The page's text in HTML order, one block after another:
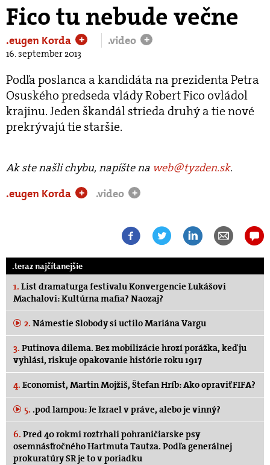
Fico tu nebude večne
.eugen Korda + .video +
16. september 2013
Podľa poslanca a kandidáta na prezidenta Petra
Osuského predseda vlády Robert Fico ovládol
krajinu. Jeden škandál strieda druhý a tie nové
prekrývajú tie staršie.
Ak ste našli chybu, napíšte na web@tyzden.sk.
.eugen Korda
+ .video +
.teraz najčítanejšie
1. List dramaturga festivalu Konvergencie Lukášovi
Machalovi: Kultúrna mafia? Naozaj?
2. Námestie Slobody si uctilo Mariána Vargu
3. Putinova dilema. Bez mobilizácie hrozí porážka, keď ju
vyhlási, riskuje opakovanie histórie roku 1917
4. Economist, Martin Mojžiš, Štefan Hríb: Ako opraviť FIFA?
5. .pod lampou: Je Izrael v práve, alebo je vinný?
6. Pred 40 rokmi roztrhali pohraničiarske psy
osemnásťročného Hartmuta Tautza. Podľa generálnej
prokuratúry SR je to v poriadku